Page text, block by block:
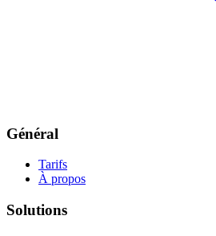
Général
Tarifs
À propos
Solutions